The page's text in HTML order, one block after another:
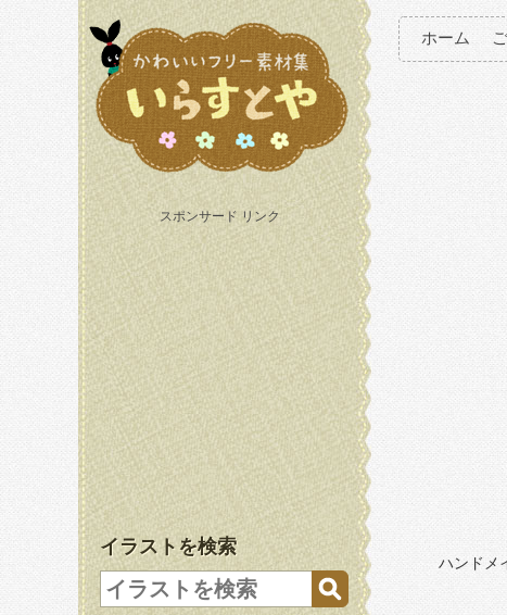
スポンサード リンク
イラストを検索
ホーム
ハンドメ